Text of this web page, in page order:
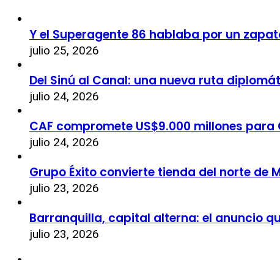
Y el Superagente 86 hablaba por un
julio 25, 2026
Del Sinú al Canal: una nueva ruta
julio 24, 2026
CAF compromete US$9.000 millones para
julio 24, 2026
Grupo Éxito convierte tienda del norte de
julio 23, 2026
Barranquilla, capital alterna: el anuncio
julio 23, 2026